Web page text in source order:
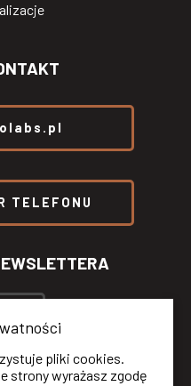
TELEFONU
pliki cookies.
strony wyrażasz zgodę